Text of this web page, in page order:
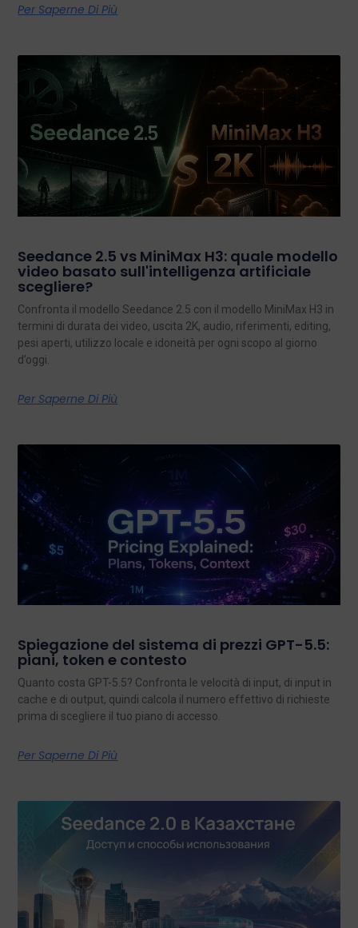
Per Saperne Di Più
Seedance 2.5 vs MiniMax H3: quale modello
video basato sull'intelligenza artificiale
scegliere?
Confronta il modello Seedance 2.5 con il modello MiniMax H3 in
termini di durata dei video, uscita 2K, audio, riferimenti, editing,
pesi aperti, utilizzo locale e idoneità per ogni scopo al giorno
d’oggi.
Per Saperne Di Più
Spiegazione del sistema di prezzi GPT-5.5:
piani, token e contesto
Quanto costa GPT-5.5? Confronta le velocità di input, di input in
cache e di output, quindi calcola il numero effettivo di richieste
prima di scegliere il tuo piano di accesso.
Per Saperne Di Più